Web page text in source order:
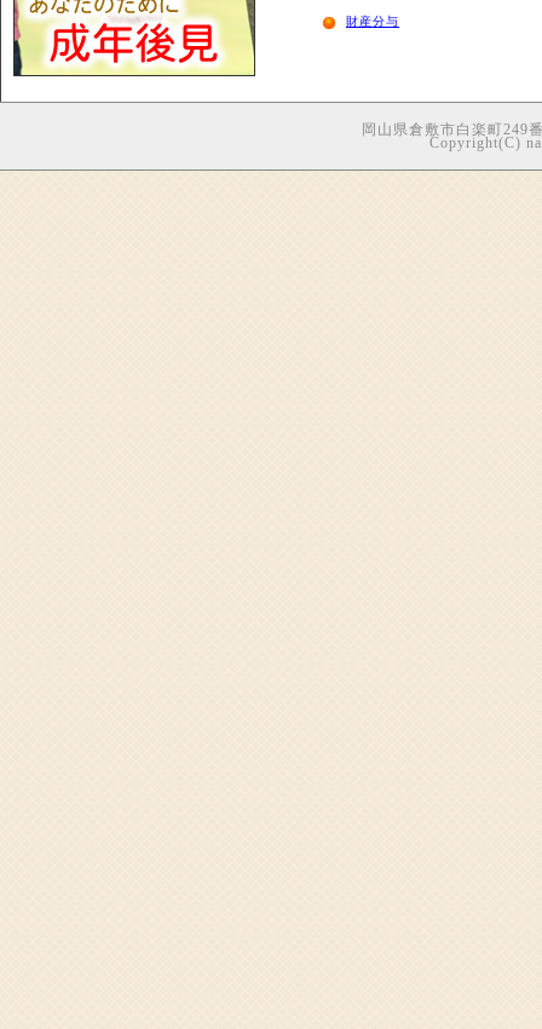
財産分与
岡山県倉敷市白楽町249
Copyright(C)